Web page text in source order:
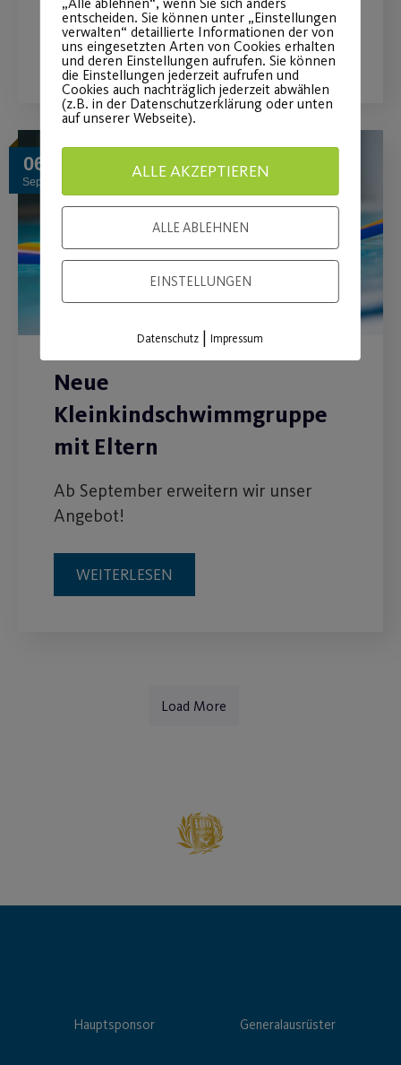
WEITERLESEN
06
Sep.
Neue
Kleinkindschwimmgruppe
mit Eltern
Ab September erweitern wir unser
Angebot!
WEITERLESEN
Load More
Hauptsponsor Generalausrüster
entscheiden. Sie können unter „Einstellungen
verwalten“ detaillierte Informationen der von
uns eingesetzten Arten von Cookies erhalten
und deren Einstellungen aufrufen. Sie können
die Einstellungen jederzeit aufrufen und
Cookies auch nachträglich jederzeit abwählen
(z.B. in der Datenschutzerklärung oder unten
auf unserer Webseite).
ALLE AKZEPTIEREN
ALLE ABLEHNEN
EINSTELLUNGEN
Datenschutz |Impressum